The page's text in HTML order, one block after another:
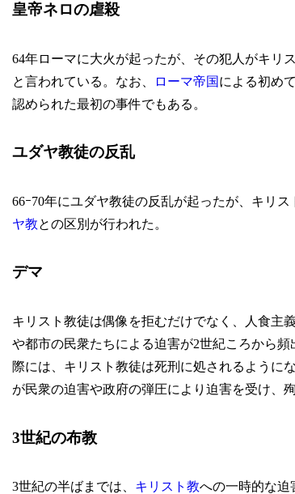
皇帝ネロの虐殺
64年ローマに大火が起ったが、その犯人がキリ
と言われている。なお、
ローマ帝国による初め
認められた最初の事件でもある。
ユダヤ教徒の反乱
66ｰ70年にユダヤ教徒の反乱が起ったが、キリ
ヤ教との区別が行われた。
デマ
キリスト教徒は偶像を拒むだけでなく、人食主
や都市の民衆たちによる迫害が2世紀ころから
際には、キリスト教徒は死刑に処されるように
が民衆の迫害や政府の弾圧により迫害を受け、殉
3世紀の布教
3世紀の半ばまでは、 キリスト教への一時的な迫